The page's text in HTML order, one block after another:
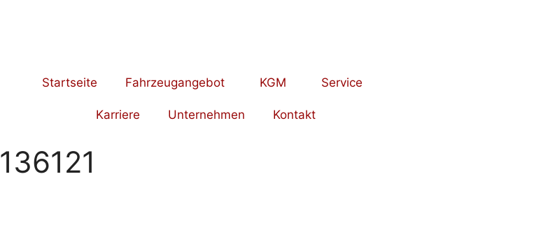
Startseite Fahrzeugangebot KGM Service
Karriere Unternehmen Kontakt
136121